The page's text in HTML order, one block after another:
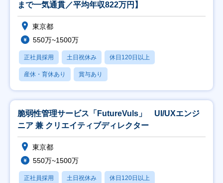
まで一気通貫／平均年収822万円】
東京都
550万~1500万
正社員採用 土日祝休み 休日120日以上
産休・育休あり 賞与あり
脆弱性管理サービス「FutureVuls」 UI/UXエンジ
ニア 兼 クリエイティブディレクター
東京都
550万~1500万
正社員採用 土日祝休み 休日120日以上